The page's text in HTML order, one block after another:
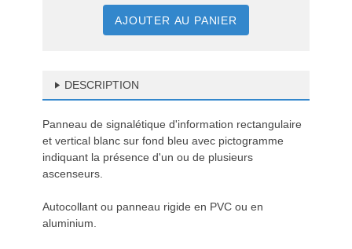
AJOUTER AU PANIER
DESCRIPTION
Panneau de signalétique d'information rectangulaire
et vertical blanc sur fond bleu avec pictogramme
indiquant la présence d'un ou de plusieurs
ascenseurs.
Autocollant ou panneau rigide en PVC ou en
aluminium.